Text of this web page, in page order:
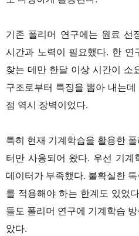
기존 폴리머 연구에는 원료 선
시간과 노력이 필요했다. 한 연
찾는 데만 한달 이상 시간이 소
구조로부터 특징을 뽑아 내는
점 역시 장벽이었다.
특히 현재 기계학습을 활용한
터만 사용되어 왔다. 우선 기
데이터가 부족했다. 불확실한
를 적용해야 하는 한계도 있었
들도 폴리머 연구에 기계학습
았다.